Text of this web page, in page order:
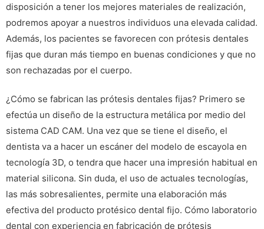
disposición a tener los mejores materiales de realización,
podremos apoyar a nuestros individuos una elevada calidad.
Además, los pacientes se favorecen con prótesis dentales
fijas que duran más tiempo en buenas condiciones y que no
son rechazadas por el cuerpo.
¿Cómo se fabrican las prótesis dentales fijas? Primero se
efectúa un diseño de la estructura metálica por medio del
sistema CAD CAM. Una vez que se tiene el diseño, el
dentista va a hacer un escáner del modelo de escayola en
tecnología 3D, o tendra que hacer una impresión habitual en
material silicona. Sin duda, el uso de actuales tecnologías,
las más sobresalientes, permite una elaboración más
efectiva del producto protésico dental fijo. Cómo laboratorio
dental con experiencia en fabricación de prótesis